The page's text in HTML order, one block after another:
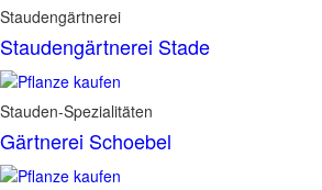
Staudengärtnerei
Staudengärtnerei Stade
Stauden-Spezialitäten
Gärtnerei Schoebel